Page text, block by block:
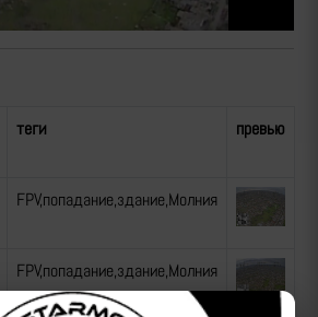
теги превью
FPV,попадание,здание,Молния
FPV,попадание,здание,Молния